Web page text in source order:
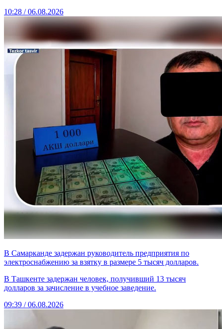
10:28 / 06.08.2026
В Самарканде задержан руководитель предприятия по
электроснабжению за взятку в размере 5 тысяч долларов.
В Ташкенте задержан человек, получивший 13 тысяч
долларов за зачисление в учебное заведение.
09:39 / 06.08.2026